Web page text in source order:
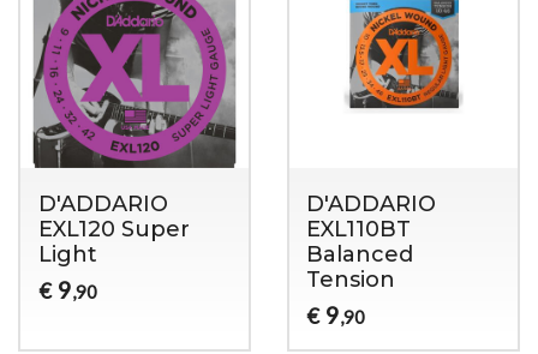
D'ADDARIO
EXL120 Super
Light
€ 9,90
D'ADDARIO
EXL110BT
Balanced
Tension
€ 9,90